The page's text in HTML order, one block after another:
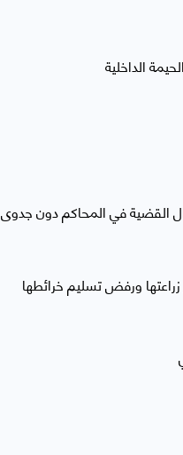
الداخلية
القضية في المحاكم دون جدوى
ورفض تسليم خرائطها